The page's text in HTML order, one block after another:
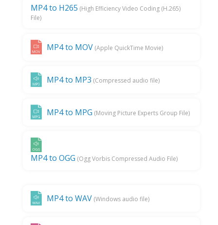
MP4 to H265 (High Efficiency Video Coding (H.265)
File)
MP4 to MOV (Apple QuickTime Movie)
MP4 to MP3 (Compressed audio file)
MP4 to MPG (Moving Picture Experts Group File)
MP4 to OGG (Ogg Vorbis Compressed Audio File)
MP4 to WAV (Windows audio file)